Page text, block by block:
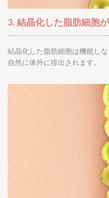
3. 結晶化した脂肪細胞
結晶化した脂肪細胞は機能し
自然に体外に排出されます。